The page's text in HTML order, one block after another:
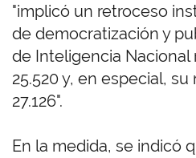
"implicó un retroceso
de democratización y
de Inteligencia Nacional
25.520 y, en especial, su
27.126".
En la medida, se indicó